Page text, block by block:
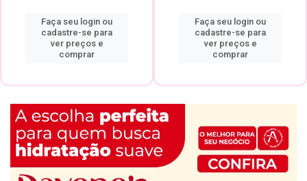
Faça seu login ou
cadastre-se para
ver preços e
comprar
Faça seu login ou
cadastre-se para
ver preços e
comprar